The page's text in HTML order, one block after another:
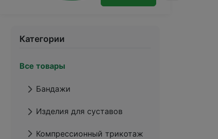
Категории
Все товары
Бандажи
Изделия для суставов
Компрессионный трикотаж